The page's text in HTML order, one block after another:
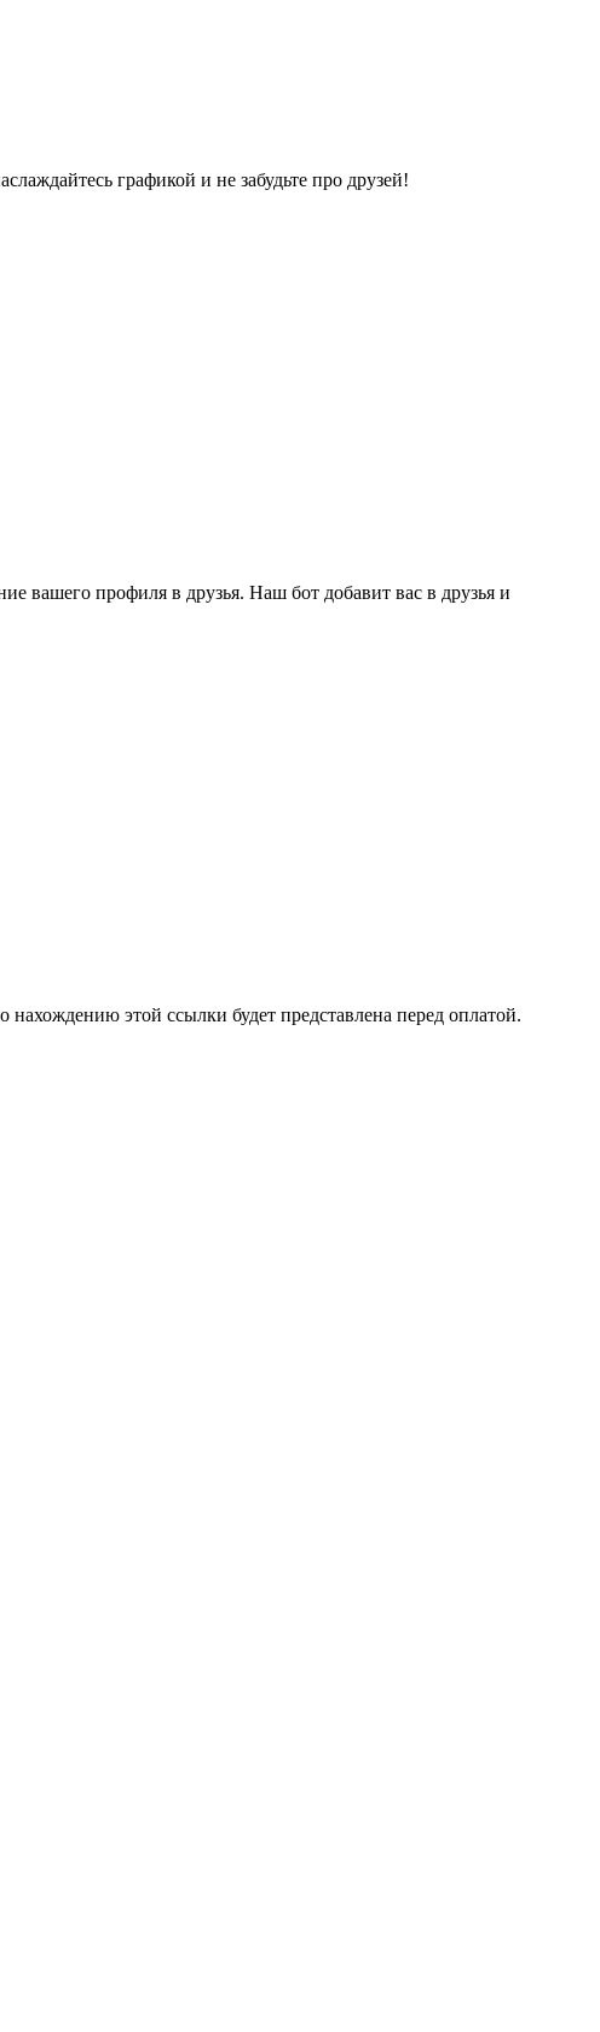
графикой и не забудьте про друзей!
вашего профиля в друзья. Наш бот добавит вас в друзья и
этой ссылки будет представлена перед оплатой.